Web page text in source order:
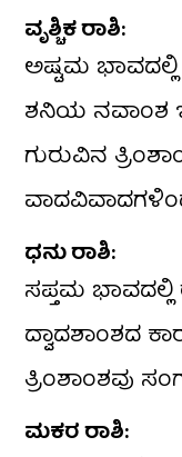
​ವೃಶ್ಚಿಕ ರಾಶಿ:
ಅಷ್ಟಮ
ಶನಿಯ ನವಾಂಶ
ಗುರುವಿನ
​ಧನು ರಾಶಿ:
​ಸಪ್ತಮ
ದ್ವಾದಶಾಂಶದ
ತ್ರಿಂಶಾಂಶವು
​ಮಕರ ರಾಶಿ: